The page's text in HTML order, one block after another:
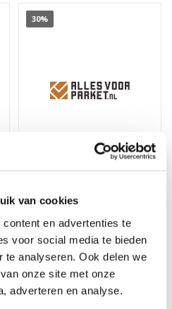
van cookies
en advertenties te
voor social media te bieden
te analyseren. Ook delen we
onze site met onze
adverteren en analyse.
30%
Floorservice Hardwaxolie
uitlopend
Op voorraad, direct
verzonden
Merk: Floorservice
44,95 31,46